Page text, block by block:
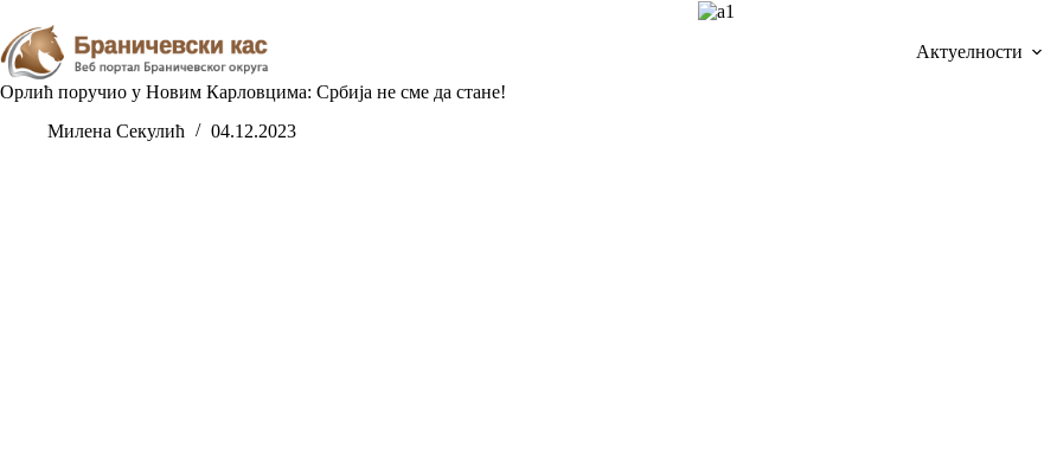
content
Актуелности
Орлић поручио у Новим Карловцима: Србија не сме да стане!
Милена Секулић
04.12.2023